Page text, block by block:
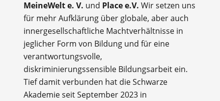
MeineWelt e. V. und Place e.V. Wir setzen uns
für mehr Aufklärung über globale, aber auch
innergesellschaftliche Machtverhältnisse in
jeglicher Form von Bildung und für eine
verantwortungsvolle,
diskriminierungssensible Bildungsarbeit ein.
Tief damit verbunden hat die Schwarze
Akademie seit September 2023 in